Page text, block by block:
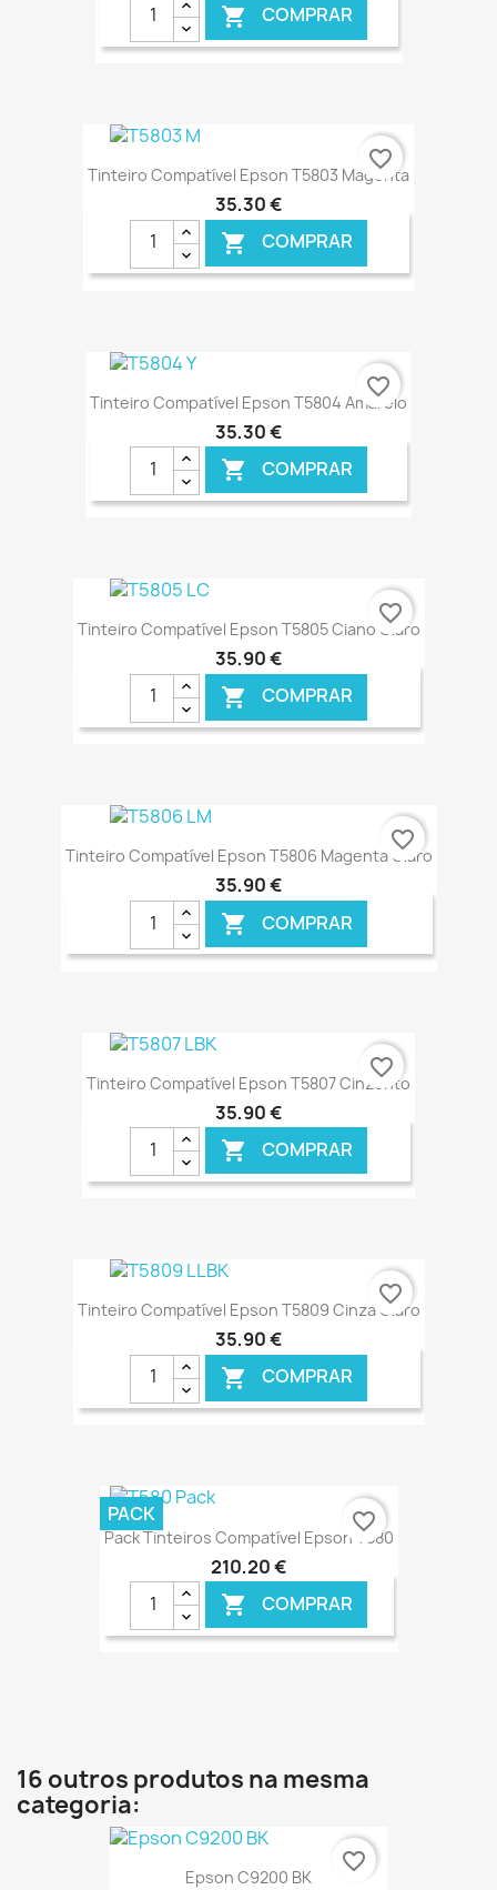
 COMPRAR
€ ONLINE
Tinteiro Compatível Epson T5803 Magenta
35,30 €
 COMPRAR
€ ONLINE
favorite_border
Tinteiro Compatível Epson T5804 Amarelo
35,30 €
 COMPRAR
€ ONLINE
favorite_border
Tinteiro Compatível Epson T5805 Ciano Claro
35,90 €
 COMPRAR
€ ONLINE
favorite_border
Tinteiro Compatível Epson T5806 Magenta Claro
35,90 €
 COMPRAR
€ ONLINE
favorite_border
Tinteiro Compatível Epson T5807 Cinzento
35,90 €
 COMPRAR
€ ONLINE
favorite_border
Tinteiro Compatível Epson T5809 Cinza Claro
35,90 €
 COMPRAR
€ ONLINE
favorite_border
Pack Tinteiros Compatível Epson T580
210,20 €
 COMPRAR
PACK favorite_border
16 outros produtos na mesma
categoria:
Epson C9200 BK
favorite_border